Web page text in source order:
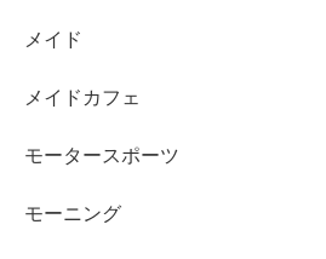
メイド
メイドカフェ
モータースポーツ
モーニング